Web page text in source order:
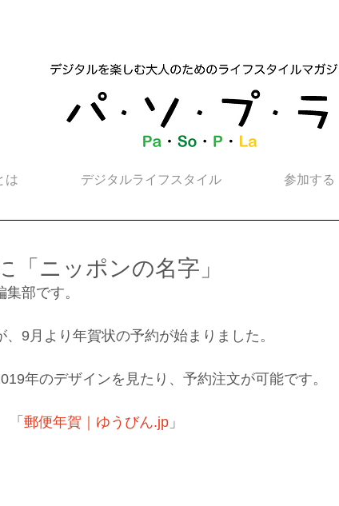
は デジタルライフスタイル 参加する
「ニッポンの名字」
部です。
9月より年賀状の予約が始まりました。
年のデザインを見たり、予約注文が可能です。
「 郵便年賀｜ゆうびん.jp」